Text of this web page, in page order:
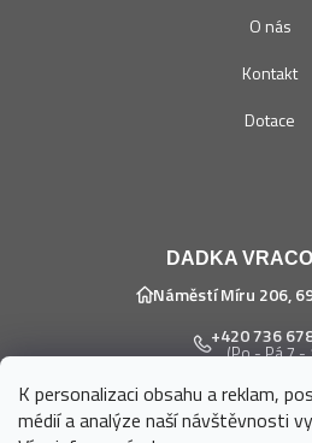
K personalizaci obsahu a reklam,
médií a analýze naší návštěvnosti
O nás
Kontakt
Dotace
DADKA
Náměstí Míru 206,
+420 736
(Po - Pá 7 -